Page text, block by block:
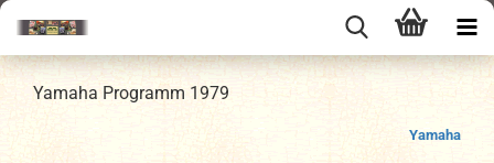
Yamaha Programm 1979
Yamaha